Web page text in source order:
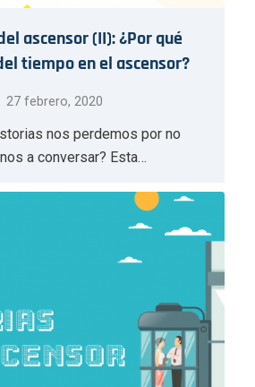
ascensor (II): ¿Por qué
tiempo en el ascensor?
27 febrero, 2020
nos perdemos por no
a conversar? Esta…